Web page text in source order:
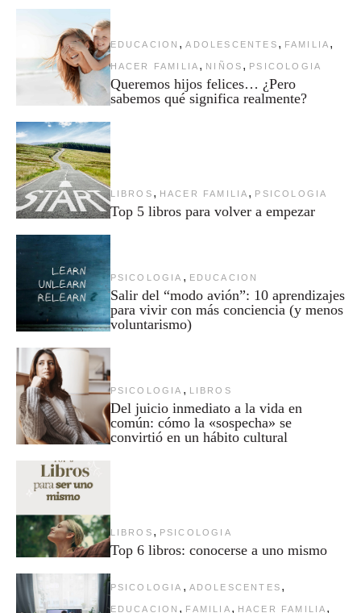
EDUCACION , ADOLESCENTES , FAMILIA ,
HACER FAMILIA , NIÑOS , PSICOLOGIA
Queremos hijos felices… ¿Pero
sabemos qué significa realmente?
LIBROS , HACER FAMILIA , PSICOLOGIA
Top 5 libros para volver a empezar
PSICOLOGIA , EDUCACION
Salir del “modo avión”: 10 aprendizajes
para vivir con más conciencia (y menos
voluntarismo)
PSICOLOGIA , LIBROS
Del juicio inmediato a la vida en
común: cómo la «sospecha» se
convirtió en un hábito cultural
LIBROS , PSICOLOGIA
Top 6 libros: conocerse a uno mismo
PSICOLOGIA , ADOLESCENTES ,
EDUCACION , FAMILIA , HACER FAMILIA ,